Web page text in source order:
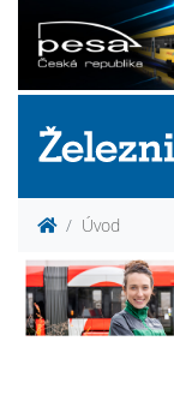
Úvod